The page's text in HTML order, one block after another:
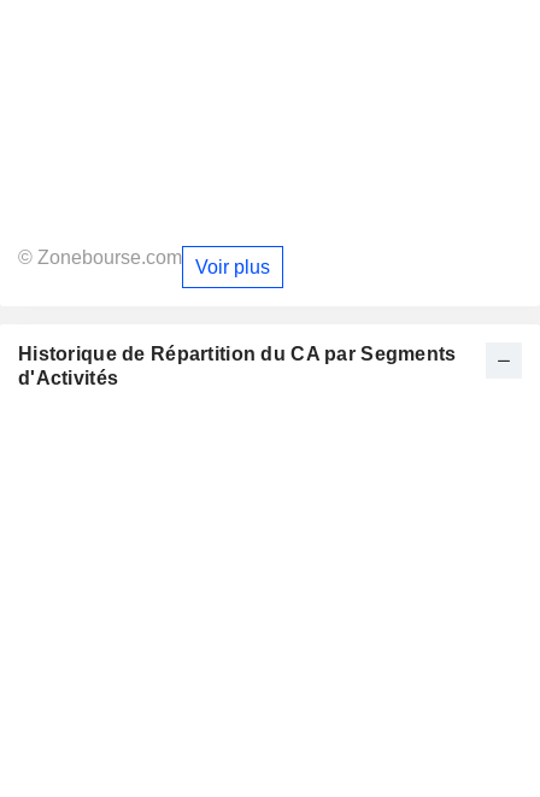
© Zonebourse.com Voir plus
Historique de Répartition du CA par Segments
d'Activités